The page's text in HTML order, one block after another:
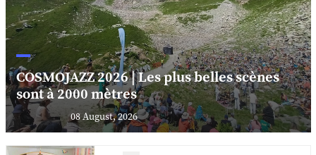
COSMOJAZZ 2026 | Les plus belles scènes
sont à 2000 mètres
08 August, 2026